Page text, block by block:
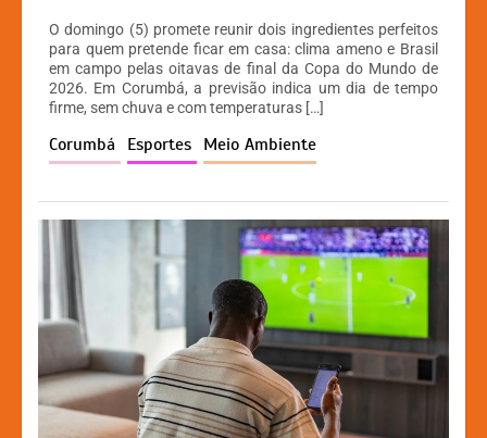
h
at
s
A
p
a
c
e
b
o
k
s
s
e
n
er
p
y
Li
n
O domingo (5) promete reunir dois ingredientes perfeitos
para quem pretende ficar em casa: clima ameno e Brasil
em campo pelas oitavas de final da Copa do Mundo de
2026. Em Corumbá, a previsão indica um dia de tempo
firme, sem chuva e com temperaturas […]
Corumbá Esportes Meio Ambiente